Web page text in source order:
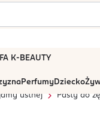
K-BEAUTY
PerfumyDziecko
ustnej Pasty do